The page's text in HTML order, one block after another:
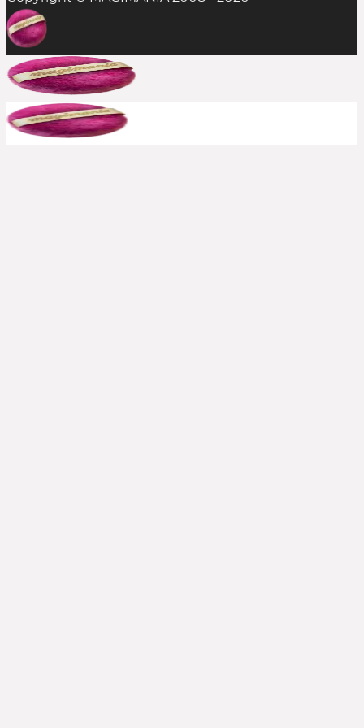
In der Regel ist das Einlösen mehrerer
Rabattcodes auf einen Einkauf nicht möglich,
aber man sollte es stets probieren. Die
Kombination aus Rabattcode und Gratis-
Zugabe(n) gelingt durchaus mal, insofern alle
anderen Bedingungen erfüllt sind.
Bereits reduzierte Produkte sind meist von